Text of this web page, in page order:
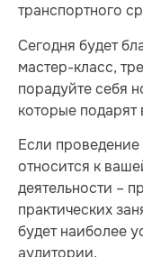
транспортного
Сегодня будет
мастер-класс,
порадуйте себя
которые
Если
относится к
деятельности –
практических
будет наиболее
аудитории.